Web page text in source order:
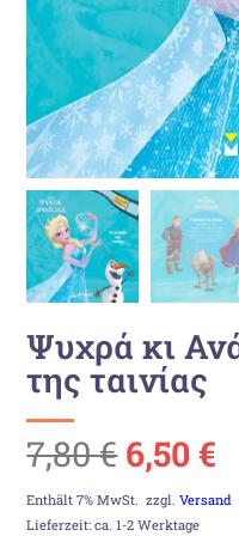
Ψυχρά κι
της ταινίας
7,80€
Preis
6,50€
Enthält 7% MwSt. zzgl.Versand
Lieferzeit: ca. 1-2 Werktage